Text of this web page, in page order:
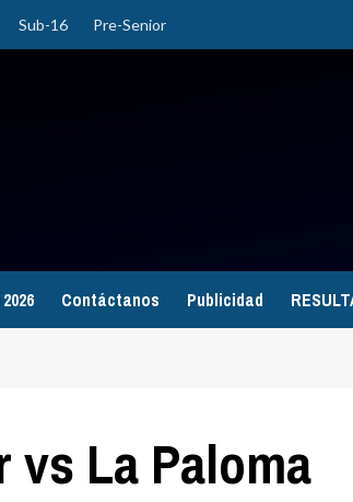
Sub-16 Pre-Senior
Contáctanos Publicidad
La Paloma